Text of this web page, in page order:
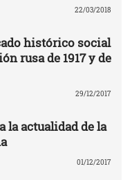
22/03/2018
histórico social
rusa de 1917 y de
29/12/2017
la actualidad de la
01/12/2017